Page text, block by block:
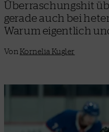
Überraschungshit
gerade auch bei
Warum eigentlich
Von Kornelia Kugler